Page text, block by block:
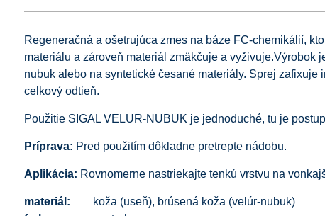
Regeneračná a ošetrujúca zmes na báze FC-chemikálií,
materiálu a zároveň materiál zmäkčuje a vyživuje.Výrobok
nubuk alebo na syntetické česané materiály. Sprej
celkový odtieň.
Použitie SIGAL VELUR-NUBUK je jednoduché, tu je
Príprava: Pred použitím dôkladne pretrepte nádobu.
Aplikácia: Rovnomerne nastriekajte tenkú vrstvu na
materiál:
koža (useň), brúsená koža (velúr-nubuk)